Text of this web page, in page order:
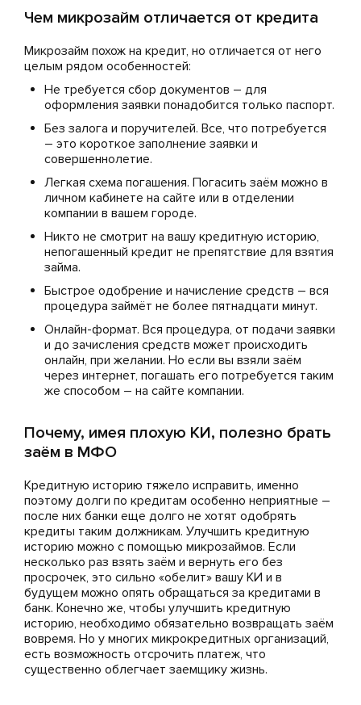
Чем микрозайм отличается от кредита
Микрозайм похож на кредит, но отличается от него
целым рядом особенностей:
Не требуется сбор документов – для
оформления заявки понадобится только паспорт.
Без залога и поручителей. Все, что потребуется
– это короткое заполнение заявки и
совершеннолетие.
Легкая схема погашения. Погасить заём можно в
личном кабинете на сайте или в отделении
компании в вашем городе.
Никто не смотрит на вашу кредитную историю,
непогашенный кредит не препятствие для взятия
займа.
Быстрое одобрение и начисление средств – вся
процедура займёт не более пятнадцати минут.
Онлайн-формат. Вся процедура, от подачи заявки
и до зачисления средств может происходить
онлайн, при желании. Но если вы взяли заём
через интернет, погашать его потребуется таким
же способом – на сайте компании.
Почему, имея плохую КИ, полезно брать
заём в МФО
Кредитную историю тяжело исправить, именно
поэтому долги по кредитам особенно неприятные –
после них банки еще долго не хотят одобрять
кредиты таким должникам. Улучшить кредитную
историю можно с помощью микрозаймов. Если
несколько раз взять заём и вернуть его без
просрочек, это сильно «обелит» вашу КИ и в
будущем можно опять обращаться за кредитами в
банк. Конечно же, чтобы улучшить кредитную
историю, необходимо обязательно возвращать заём
вовремя. Но у многих микрокредитных организаций,
есть возможность отсрочить платеж, что
существенно облегчает заемщику жизнь.